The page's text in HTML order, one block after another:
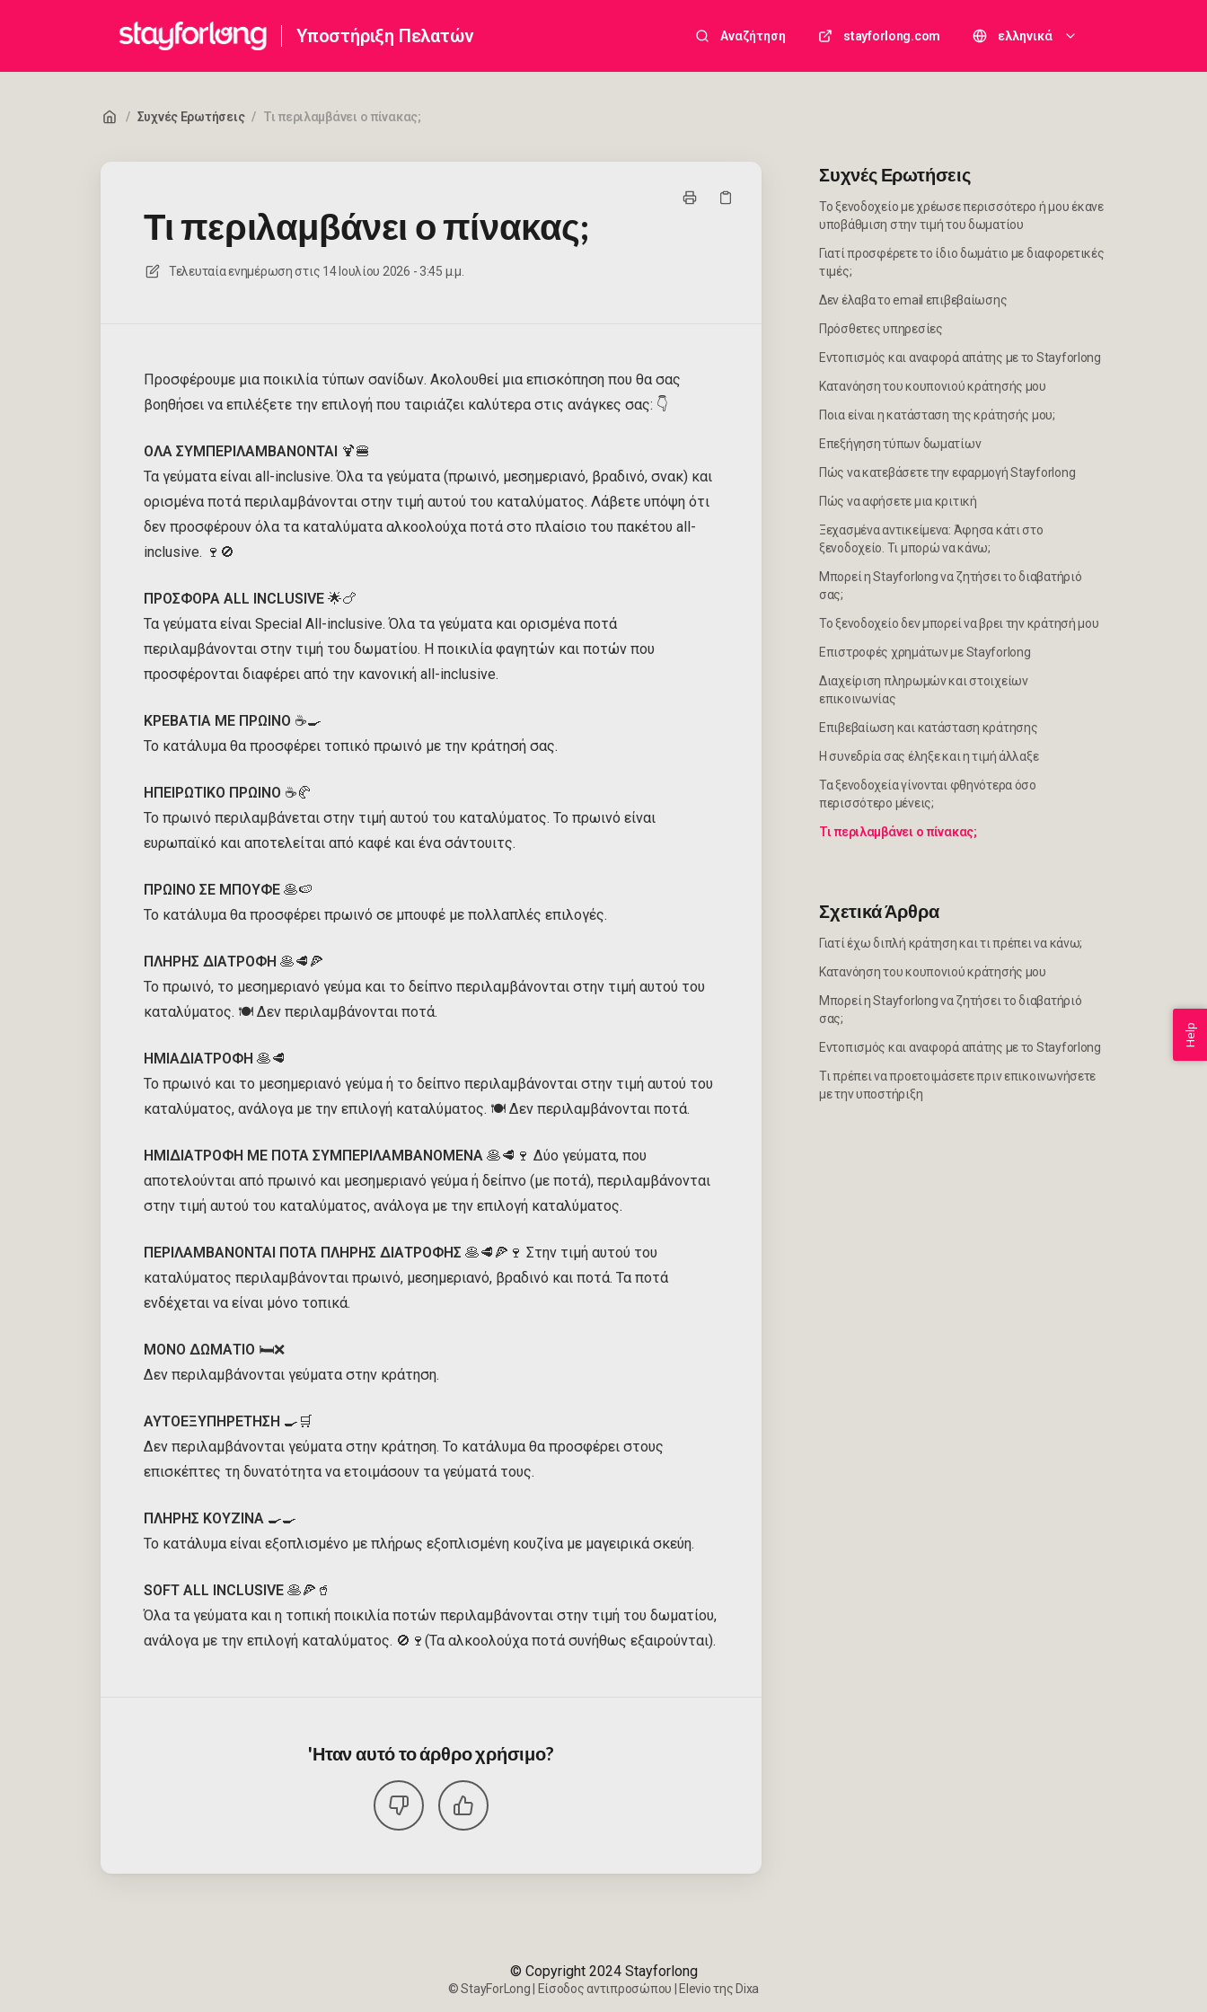
Υποστήριξη Πελατών Αναζήτηση stayforlong.com ελληνικά
/ Συχνές Ερωτήσεις / Τι περιλαμβάνει ο πίνακας;
Τι περιλαμβάνει ο πίνακας;
Τελευταία ενημέρωση στις 14 Ιουλίου 2026 - 3:45 μ.μ.
Προσφέρουμε μια ποικιλία τύπων σανίδων. Ακολουθεί μια επισκόπηση που θα σας
βοηθήσει να επιλέξετε την επιλογή που ταιριάζει καλύτερα στις ανάγκες σας: 👇
ΟΛΑ ΣΥΜΠΕΡΙΛΑΜΒΑΝΟΝΤΑΙ 🍹🍔
Τα γεύματα είναι all-inclusive. Όλα τα γεύματα (πρωινό, μεσημεριανό, βραδινό, σνακ) και
ορισμένα ποτά περιλαμβάνονται στην τιμή αυτού του καταλύματος. Λάβετε υπόψη ότι
δεν προσφέρουν όλα τα καταλύματα αλκοολούχα ποτά στο πλαίσιο του πακέτου all-
inclusive. 🍷🚫
ΠΡΟΣΦΟΡΑ ALL INCLUSIVE 🌟🍗
Τα γεύματα είναι Special All-inclusive. Όλα τα γεύματα και ορισμένα ποτά
περιλαμβάνονται στην τιμή του δωματίου. Η ποικιλία φαγητών και ποτών που
προσφέρονται διαφέρει από την κανονική all-inclusive.
ΚΡΕΒΑΤΙΑ ΜΕ ΠΡΩΙΝΟ ☕🍳
Το κατάλυμα θα προσφέρει τοπικό πρωινό με την κράτησή σας.
ΗΠΕΙΡΩΤΙΚΟ ΠΡΩΙΝΟ ☕🥐
Το πρωινό περιλαμβάνεται στην τιμή αυτού του καταλύματος. Το πρωινό είναι
ευρωπαϊκό και αποτελείται από καφέ και ένα σάντουιτς.
ΠΡΩΙΝΟ ΣΕ ΜΠΟΥΦΕ 🥞🍉
Το κατάλυμα θα προσφέρει πρωινό σε μπουφέ με πολλαπλές επιλογές.
ΠΛΗΡΗΣ ΔΙΑΤΡΟΦΗ 🥞🥩🍕
Το πρωινό, το μεσημεριανό γεύμα και το δείπνο περιλαμβάνονται στην τιμή αυτού του
καταλύματος. 🍽️ Δεν περιλαμβάνονται ποτά.
ΗΜΙΑΔΙΑΤΡΟΦΗ 🥞🥩
Το πρωινό και το μεσημεριανό γεύμα ή το δείπνο περιλαμβάνονται στην τιμή αυτού του
καταλύματος, ανάλογα με την επιλογή καταλύματος. 🍽️ Δεν περιλαμβάνονται ποτά.
ΗΜΙΔΙΑΤΡΟΦΗ ΜΕ ΠΟΤΑ ΣΥΜΠΕΡΙΛΑΜΒΑΝΟΜΕΝΑ 🥞🥩🍷 Δύο γεύματα, που
αποτελούνται από πρωινό και μεσημεριανό γεύμα ή δείπνο (με ποτά), περιλαμβάνονται
στην τιμή αυτού του καταλύματος, ανάλογα με την επιλογή καταλύματος.
ΠΕΡΙΛΑΜΒΑΝΟΝΤΑΙ ΠΟΤΑ ΠΛΗΡΗΣ ΔΙΑΤΡΟΦΗΣ 🥞🥩🍕🍷 Στην τιμή αυτού του
καταλύματος περιλαμβάνονται πρωινό, μεσημεριανό, βραδινό και ποτά. Τα ποτά
ενδέχεται να είναι μόνο τοπικά.
ΜΟΝΟ ΔΩΜΑΤΙΟ 🛏️❌
Δεν περιλαμβάνονται γεύματα στην κράτηση.
ΑΥΤΟΕΞΥΠΗΡΕΤΗΣΗ 🍳🛒
Δεν περιλαμβάνονται γεύματα στην κράτηση. Το κατάλυμα θα προσφέρει στους
επισκέπτες τη δυνατότητα να ετοιμάσουν τα γεύματά τους.
ΠΛΗΡΗΣ ΚΟΥΖΙΝΑ 🍳🍳
Το κατάλυμα είναι εξοπλισμένο με πλήρως εξοπλισμένη κουζίνα με μαγειρικά σκεύη.
SOFT ALL INCLUSIVE 🥞🍕🥤
Όλα τα γεύματα και η τοπική ποικιλία ποτών περιλαμβάνονται στην τιμή του δωματίου,
ανάλογα με την επιλογή καταλύματος. 🚫🍷(Τα αλκοολούχα ποτά συνήθως εξαιρούνται).
'Ηταν αυτό το άρθρο χρήσιμο?
Συχνές Ερωτήσεις
Το ξενοδοχείο με χρέωσε περισσότερο ή μου έκανε
υποβάθμιση στην τιμή του δωματίου
Γιατί προσφέρετε το ίδιο δωμάτιο με διαφορετικές
τιμές;
Δεν έλαβα το email επιβεβαίωσης
Πρόσθετες υπηρεσίες
Εντοπισμός και αναφορά απάτης με το Stayforlong
Κατανόηση του κουπονιού κράτησής μου
Ποια είναι η κατάσταση της κράτησής μου;
Επεξήγηση τύπων δωματίων
Πώς να κατεβάσετε την εφαρμογή Stayforlong
Πώς να αφήσετε μια κριτική
Ξεχασμένα αντικείμενα: Άφησα κάτι στο
ξενοδοχείο. Τι μπορώ να κάνω;
Μπορεί η Stayforlong να ζητήσει το διαβατήριό
σας;
Το ξενοδοχείο δεν μπορεί να βρει την κράτησή μου
Επιστροφές χρημάτων με Stayforlong
Διαχείριση πληρωμών και στοιχείων
επικοινωνίας
Επιβεβαίωση και κατάσταση κράτησης
Η συνεδρία σας έληξε και η τιμή άλλαξε
Τα ξενοδοχεία γίνονται φθηνότερα όσο
περισσότερο μένεις;
Τι περιλαμβάνει ο πίνακας;
Σχετικά Άρθρα
Γιατί έχω διπλή κράτηση και τι πρέπει να κάνω;
Κατανόηση του κουπονιού κράτησής μου
Μπορεί η Stayforlong να ζητήσει το διαβατήριό
σας;
Εντοπισμός και αναφορά απάτης με το Stayforlong
Τι πρέπει να προετοιμάσετε πριν επικοινωνήσετε
με την υποστήριξη
© Copyright 2024 Stayforlong
©StayForLong Είσοδος αντιπροσώπου Elevio της Dixa
Help